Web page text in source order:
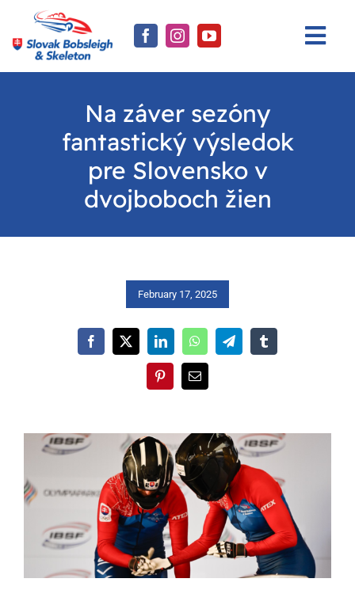
content
Aktuality
Reprezentácia
Športovci
Výsledky
SZB
Kontakt
Na záver sezóny
fantastický výsledok
pre Slovensko v
dvojboboch žien
February 17, 2025